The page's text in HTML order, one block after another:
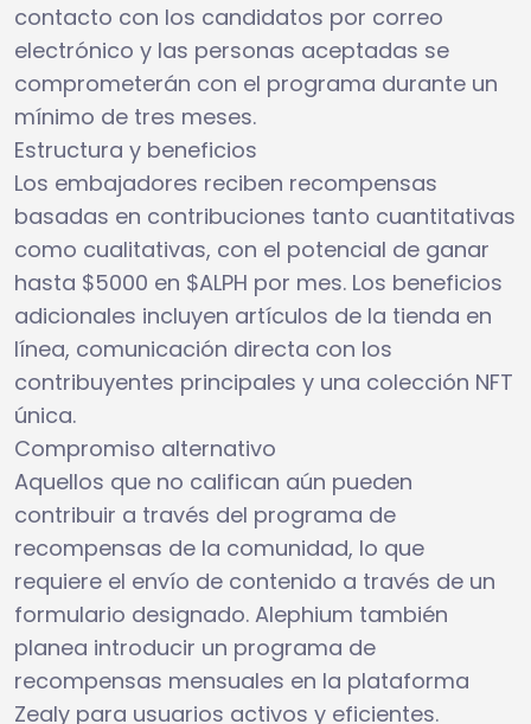
contacto con los candidatos por correo
electrónico y las personas aceptadas se
comprometerán con el programa durante un
mínimo de tres meses.
Estructura y beneficios
Los embajadores reciben recompensas
basadas en contribuciones tanto cuantitativas
como cualitativas, con el potencial de ganar
hasta $5000 en $ALPH por mes. Los beneficios
adicionales incluyen artículos de la tienda en
línea, comunicación directa con los
contribuyentes principales y una colección NFT
única.
Compromiso alternativo
Aquellos que no califican aún pueden
contribuir a través del programa de
recompensas de la comunidad, lo que
requiere el envío de contenido a través de un
formulario designado. Alephium también
planea introducir un programa de
recompensas mensuales en la plataforma
Zealy para usuarios activos y eficientes.